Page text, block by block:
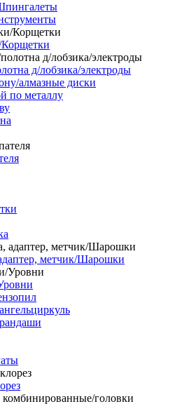
д/лобзика/электроды
алмазные диски
по металлу
метчик/Шарошки